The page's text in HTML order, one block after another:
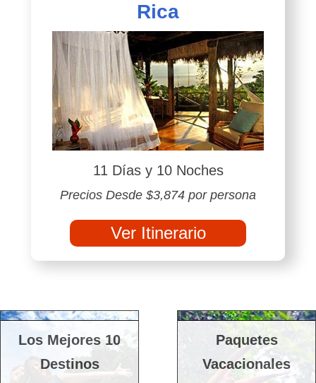
Rica
11 Días y 10 Noches
Precios Desde $3,874 por persona
Ver Itinerario
Los Mejores 10
Destinos
Paquetes
Vacacionales